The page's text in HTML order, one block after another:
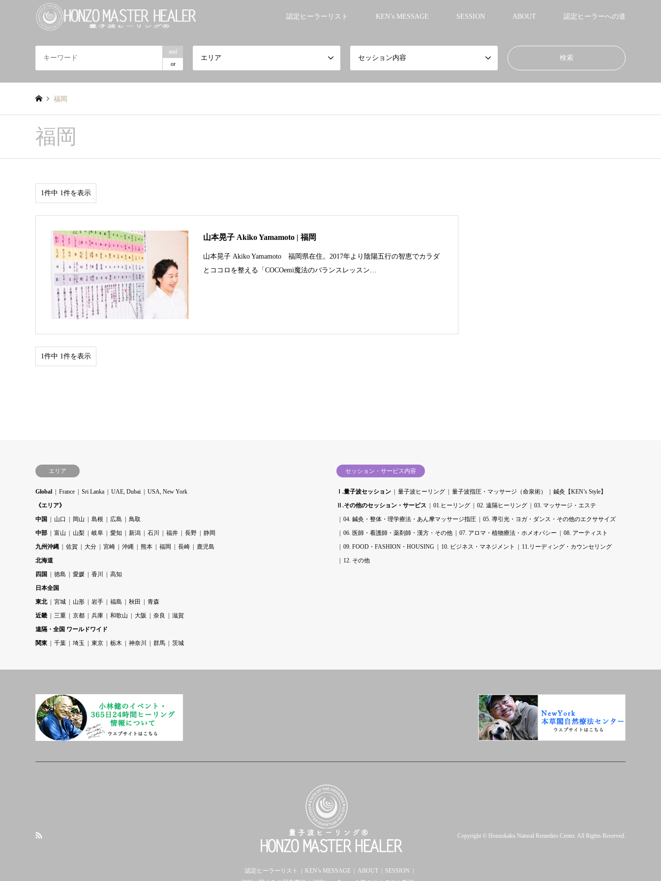
認定ヒーラーリスト KEN’s MESSAGE SESSION ABOUT 認定ヒーラーへの道
and
or
エリア セッション内容
福岡
福岡
1件中 1件を表示
山本晃子 Akiko Yamamoto | 福岡
山本晃子 Akiko Yamamoto 福岡県在住。2017年より陰陽五行の智恵でカラダ
とココロを整える「COCOemi魔法のバランスレッスン…
1件中 1件を表示
エリア
Global France Sri Lanka UAE, Dubai
USA, New York
《エリア》
中国
山口 岡山 島根 広島
鳥取
中部
富山 山梨 岐阜 愛知 新潟 石川 福井 長野
静岡
九州沖縄
佐賀 大分 宮崎 沖縄 熊本 福岡 長崎
鹿児島
北海道
四国
徳島 愛媛 香川
高知
日本全国
東北
宮城 山形 岩手 福島 秋田
青森
近畿
三重 京都 兵庫 和歌山 大阪 奈良
滋賀
遠隔・全国 ワールドワイド
関東
千葉 埼玉 東京 栃木 神奈川 群馬 茨城
セッション・サービス内容
Ⅰ.量子波セッション 量子波ヒーリング 量子波指圧・マッサージ（命泉術）
鍼灸【KEN’s Style】
Ⅱ.その他のセッション・サービス
01.ヒーリング 02. 遠隔ヒーリング
03. マッサージ・エステ
04. 鍼灸・整体・理学療法・あん摩マッサージ指圧
05. 導引光・ヨガ・ダンス・その他のエクササイズ
06. 医師・看護師・薬剤師・漢方・その他
07. アロマ・植物療法・ホメオパシー
08. アーティスト
09. FOOD・FASHION・HOUSING
10. ビジネス・マネジメント
11.リーディング・カウンセリング
12. その他
認定ヒーラーリスト KEN’s MESSAGE ABOUT
SESSION
Copyright © Honzokaku Natural Remedies Center. All Rights Reserved.